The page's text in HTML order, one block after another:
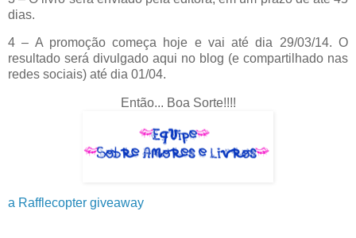
dias.
4 – A promoção começa hoje e vai até dia 29/03/14. O
resultado será divulgado aqui no blog (e compartilhado nas
redes sociais) até dia 01/04.
Então... Boa Sorte!!!!
a Rafflecopter giveaway